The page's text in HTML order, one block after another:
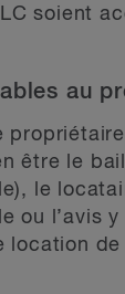
soient
au
être le
le
ou l’avis
location